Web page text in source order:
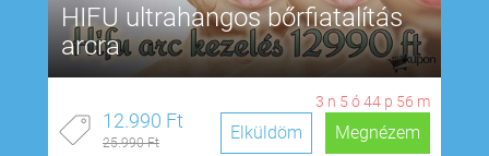
HIFU ultrahangos bőrfiatalítás
arcra
3 n 5 ó44 p 55 m
12.990 Ft
25.990 Ft Megnézem
Elküldöm